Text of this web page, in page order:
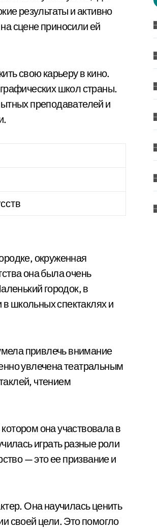
результаты и активно
сцене приносили ей
свою карьеру в кино.
школ страны.
преподавателей и
окруженная
она была очень
городок, в
школьных спектаклях и
привлечь внимание
увлечена театральным
чтением
она участвовала в
играть разные роли
— это ее призвание и
Она научилась ценить
своей цели. Это помогло